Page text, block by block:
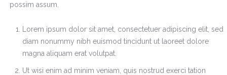
possim assum.
Lorem ipsum dolor sit amet, consectetuer adipiscing elit, sed
diam nonummy nibh euismod tincidunt ut laoreet dolore
magna aliquam erat volutpat.
Ut wisi enim ad minim veniam, quis nostrud exerci tation